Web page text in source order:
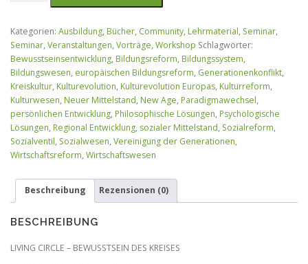
BEWUSSTSEIN
DES
KREISES
Menge
Kategorien: Ausbildung, Bücher, Community, Lehrmaterial, Seminar,
Seminar, Veranstaltungen, Vorträge, Workshop Schlagwörter:
Bewusstseinsentwicklung, Bildungsreform, Bildungssystem,
Bildungswesen, europäischen Bildungsreform, Generationenkonflikt,
Kreiskultur, Kulturevolution, Kulturevolution Europas, Kulturreform,
Kulturwesen, Neuer Mittelstand, New Age, Paradigmawechsel,
persönlichen Entwicklung, Philosophische Lösungen, Psychologische
Lösungen, Regional Entwicklung, sozialer Mittelstand, Sozialreform,
Sozialventil, Sozialwesen, Vereinigung der Generationen,
Wirtschaftsreform, Wirtschaftswesen
Beschreibung Rezensionen (0)
BESCHREIBUNG
LIVING CIRCLE – BEWUSSTSEIN DES KREISES